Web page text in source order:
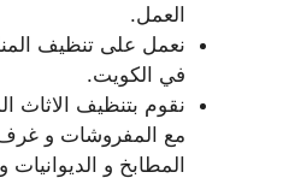
العمل.
نعمل على تنظيف
في الكويت.
نقوم بتنظيف الاثاث
مع المفروشات و
المطابخ و